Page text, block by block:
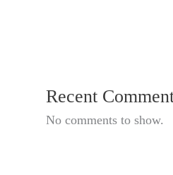
Recent
No comments to show.